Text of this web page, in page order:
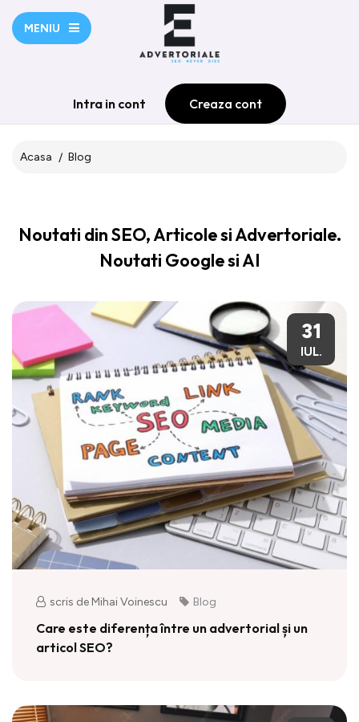
MENIU
Intra in cont Creaza cont
Acasa Blog
Noutati din SEO, Articole si Advertoriale.
Noutati Google si AI
31
IUL.
scris de Mihai Voinescu Blog
Care este diferența între un advertorial și un
articol SEO?